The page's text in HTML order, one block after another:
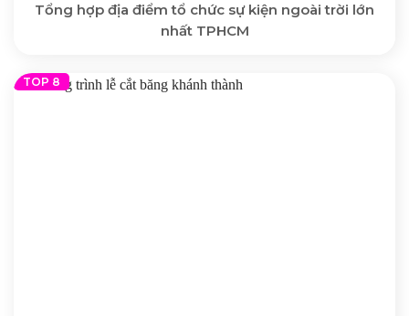
Tổng hợp địa điểm tổ chức sự kiện ngoài trời lớn
nhất TPHCM